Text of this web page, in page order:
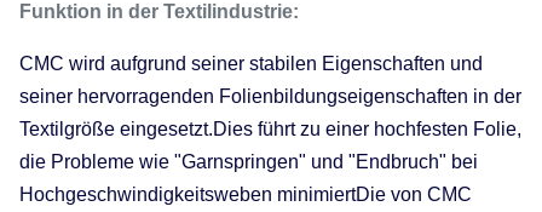
Funktion in der Textilindustrie:
CMC wird aufgrund seiner stabilen Eigenschaften und
seiner hervorragenden Folienbildungseigenschaften in der
Textilgröße eingesetzt.Dies führt zu einer hochfesten Folie,
die Probleme wie "Garnspringen" und "Endbruch" bei
Hochgeschwindigkeitsweben minimiertDie von CMC